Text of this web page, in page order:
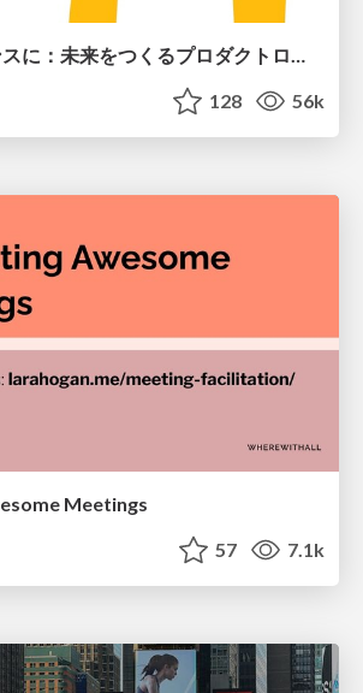
ピンチをチャンスに：未来をつくるプロダクトロードマップ #pmconf2020
128 56k
Meetings
57 7.1k